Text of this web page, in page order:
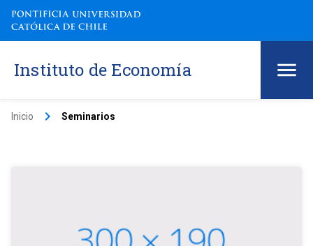
Instituto de Economía
Inicio keyboard_arrow_right Seminarios